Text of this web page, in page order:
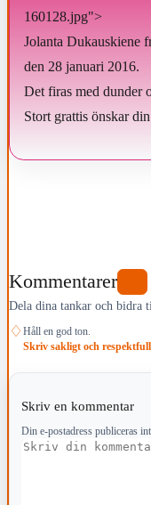
160128.jpg">
Jolanta Dukauskiene
den 28 januari 2016.
Det firas med dunder
Stort grattis önskar
Kommentarer
Dela dina tankar och bidra
♢ Håll en god ton.
Skriv sakligt och
Skriv en kommentar
Din e-postadress publiceras
Kommentar